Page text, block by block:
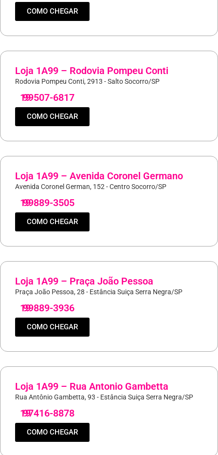
COMO CHEGAR
Loja 1A99 – Rodovia Pompeu Conti
Rodovia Pompeu Conti, 2913 - Salto Socorro/SP
19
99507-6817
COMO CHEGAR
Loja 1A99 – Avenida Coronel Germano
Avenida Coronel German, 152 - Centro Socorro/SP
19
99889-3505
COMO CHEGAR
Loja 1A99 – Praça João Pessoa
Praça João Pessoa, 28 - Estância Suiça Serra Negra/SP
19
99889-3936
COMO CHEGAR
Loja 1A99 – Rua Antonio Gambetta
Rua Antônio Gambetta, 93 - Estância Suiça Serra Negra/SP
19
97416-8878
COMO CHEGAR